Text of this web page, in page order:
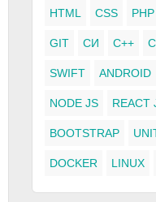
HTML CSS PHP
GIT СИ C++
SWIFT ANDROID
NODE JS REACT
BOOTSTRAP
DOCKER LINUX